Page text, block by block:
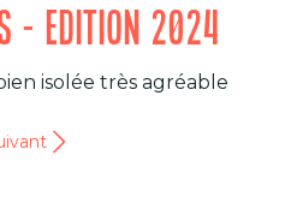
- EDITION 2024
isolée très agréable